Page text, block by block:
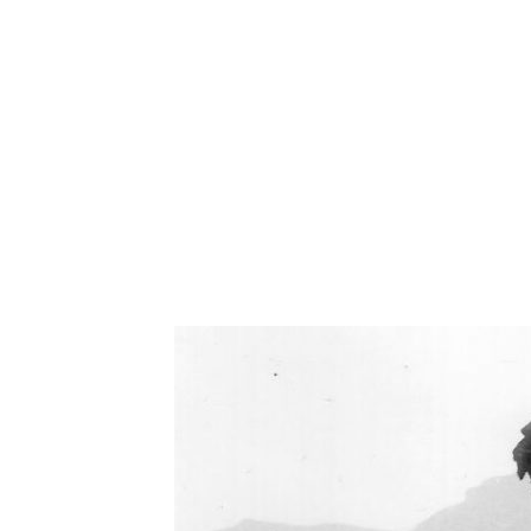
Zorki